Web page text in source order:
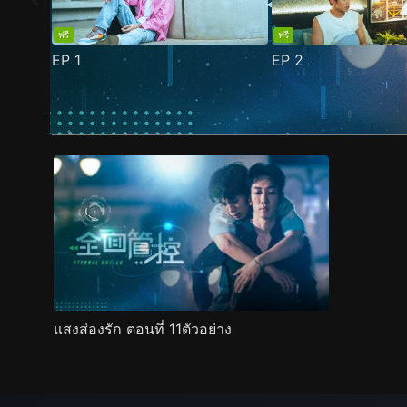
ฟรี
EP 1
ฟรี
EP 2
ตัวอย่าง ภาพนิ่ง เนื้อหาที่แนะนำ รายละเอียด
แสงส่องรัก ตอนที่ 11ตัวอย่าง